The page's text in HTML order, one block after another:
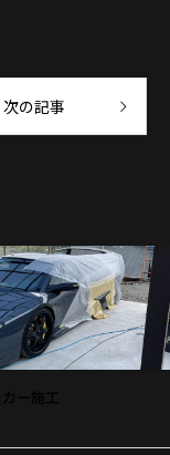
次の記事